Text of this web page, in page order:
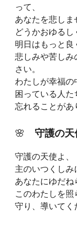
って、
あなたを悲しま
どうかおゆるし
明日はもっと良
悲しみや苦しみ
さい。
わたしが幸福の
困っている人た
忘れることがあ
🌸 守護の天
守護の天使よ、
主のいつくしみ
あなたにゆだね
このわたしを照
守り、導いてく